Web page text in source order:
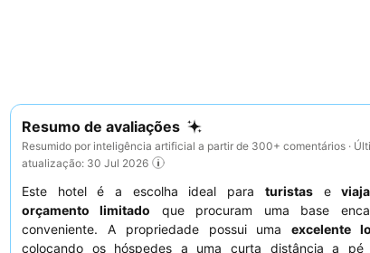
Resumo de avaliações
Resumido por inteligência artificial a partir de 300+ comentários ·
atualização: 30 Jul 2026
Este hotel é a escolha ideal para turistase
orçamento limitado que procuram uma base
conveniente. A propriedade possui umaexcelente
colocando os hóspedes a uma curta distância a